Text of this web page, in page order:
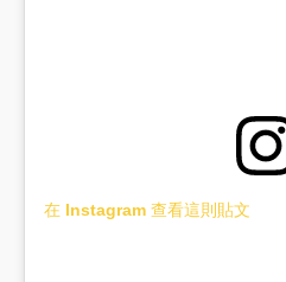
在 Instagram 查看這則貼文